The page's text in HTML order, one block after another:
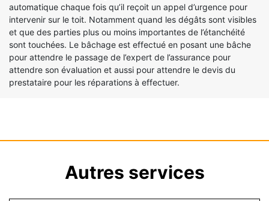
automatique chaque fois qu’il reçoit un appel d’urgence pour
intervenir sur le toit. Notamment quand les dégâts sont visibles
et que des parties plus ou moins importantes de l’étanchéité
sont touchées. Le bâchage est effectué en posant une bâche
pour attendre le passage de l’expert de l’assurance pour
attendre son évaluation et aussi pour attendre le devis du
prestataire pour les réparations à effectuer.
Autres services